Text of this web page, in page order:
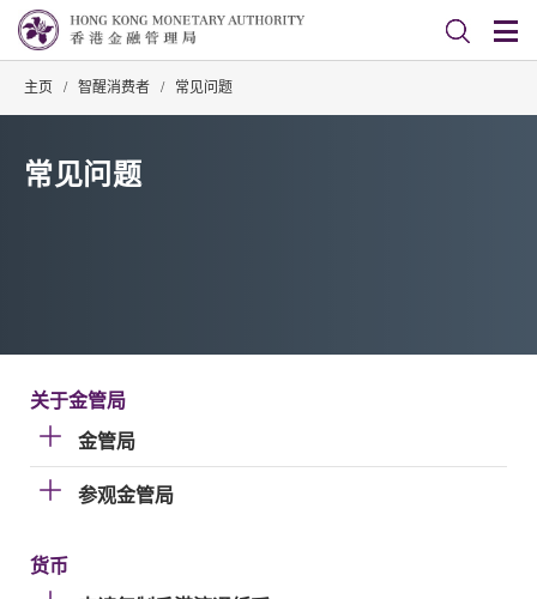
主页 / 智醒消费者 / 常见问题
常见问题
关于金管局
金管局
参观金管局
货币